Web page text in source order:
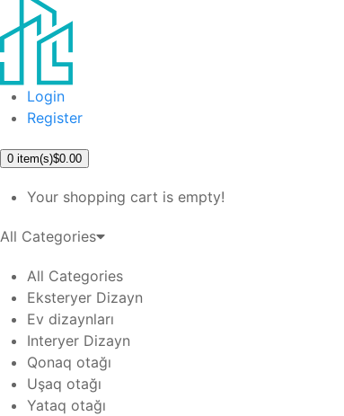
Login
Register
0 item(s)$0.00
Your shopping cart is empty!
All Categories
All Categories
Eksteryer Dizayn
Ev dizaynları
Interyer Dizayn
Qonaq otağı
Uşaq otağı
Yataq otağı